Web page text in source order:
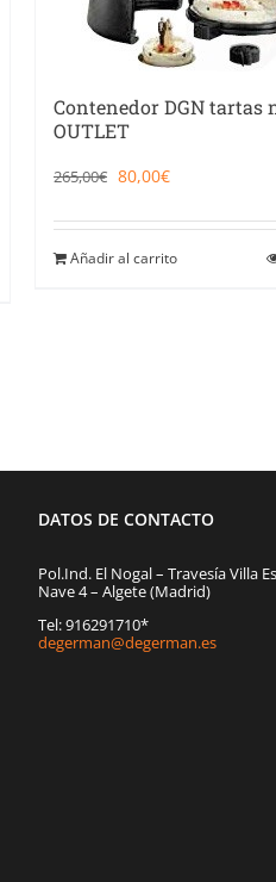
Contenedor DGN tartas
OUTLET
265,00€ El
era:
265,00€.
80,00€El
es:
80,00€.
Añadir al carrito
DATOS DE CONTACTO
Pol.Ind. El Nogal – Travesía Villa
Nave 4 – Algete (Madrid)
Tel: 916291710*
degerman@degerman.es